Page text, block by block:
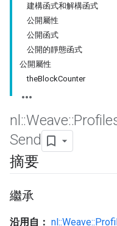
建構函式和解構函式
公開屬性
公開函式
公開的靜態函式
公開屬性
theBlockCounter
nl ::Weave::
Send
摘要
繼承
沿用自：